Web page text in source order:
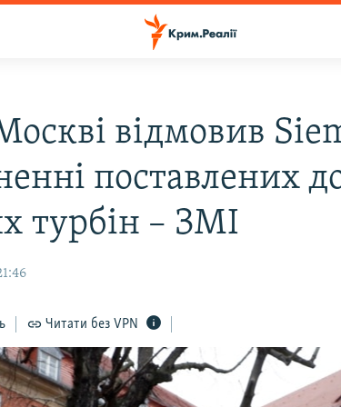
відмовив
поставлених
турбін – ЗМІ
Читати без VPN